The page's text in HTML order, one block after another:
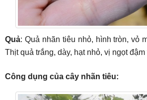
Quả: Quả nhãn tiêu nhỏ, hình tròn, vỏ
Thịt quả trắng, dày, hạt nhỏ, vị ngọt
Công dụng của cây nhãn tiêu: